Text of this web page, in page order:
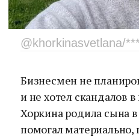
@khorkinasvetlana/
Бизнесмен не
и не хотел скандалов в
Хоркина родила сына
помогал материально,